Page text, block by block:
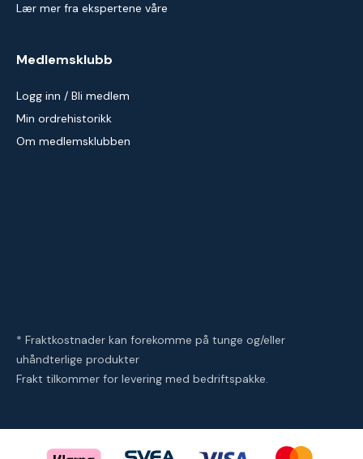
Lær mer fra ekspertene våre
Medlemsklubb
Logg inn / Bli medlem
Min ordrehistorikk
Om medlemsklubben
* Fraktkostnader kan forekomme på tunge og/eller
uhåndterlige produkter
Frakt tilkommer for levering med bedriftspakke.